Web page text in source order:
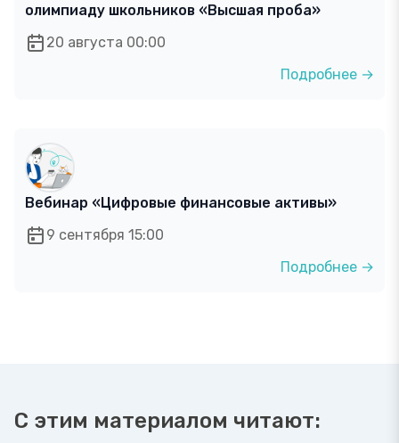
олимпиаду школьников «Высшая проба»
20 августа 00:00
Подробнее →
Вебинар «Цифровые финансовые активы»
9 сентября 15:00
Подробнее →
С этим материалом читают: